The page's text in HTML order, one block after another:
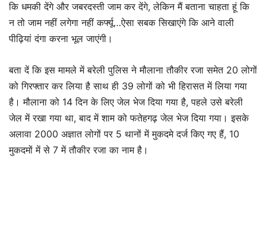
कि धमकी देंगे और जबरदस्ती जाम कर देंगे, लेकिन मैं बताना चाहता हूं कि
न तो जाम नहीं लगेगा नहीं कर्फ्यू…ऐसा सबक सिखाएंगे कि आने वाली
पीढ़ियां दंगा करना भूल जाएंगी।
बता दें कि इस मामले में बरेली पुलिस ने मौलाना तौकीर रजा समेत 20 लोगों
को गिरफ्तार कर लिया है साथ ही 39 लोगों को भी हिरासत में लिया गया
है। मौलाना को 14 दिन के लिए जेल भेज दिया गया है, पहले उसे बरेली
जेल में रखा गया था, बाद में शाम को फतेहगढ़ जेल भेज दिया गया। इसके
अलावा 2000 अज्ञात लोगों पर 5 थानों में मुकदमे दर्ज किए गए हैं, 10
मुकदमों में से 7 में तौकीर रजा का नाम है।